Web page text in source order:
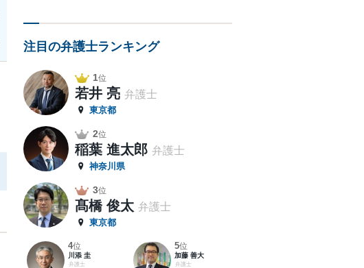
注目の弁護士ランキング
1位
若井 亮 弁護士
東京都
2位
稲葉 進太郎 弁護士
神奈川県
3位
髙橋 俊太 弁護士
東京都
4位
川添 圭
弁護士
5位
加藤 善大
弁護士